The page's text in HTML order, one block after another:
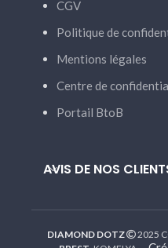
CGV
Politique de
Mentions légales
Centre de
Portail BtoB
AVIS DE NOS
DIAMOND DOTZ 2025